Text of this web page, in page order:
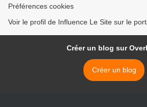
Préférences cookies
Voir le profil de Influence Le Site sur le
Créer un blog sur
Créer un blog